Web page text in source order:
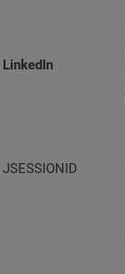
LinkedIn
JSESSIONID